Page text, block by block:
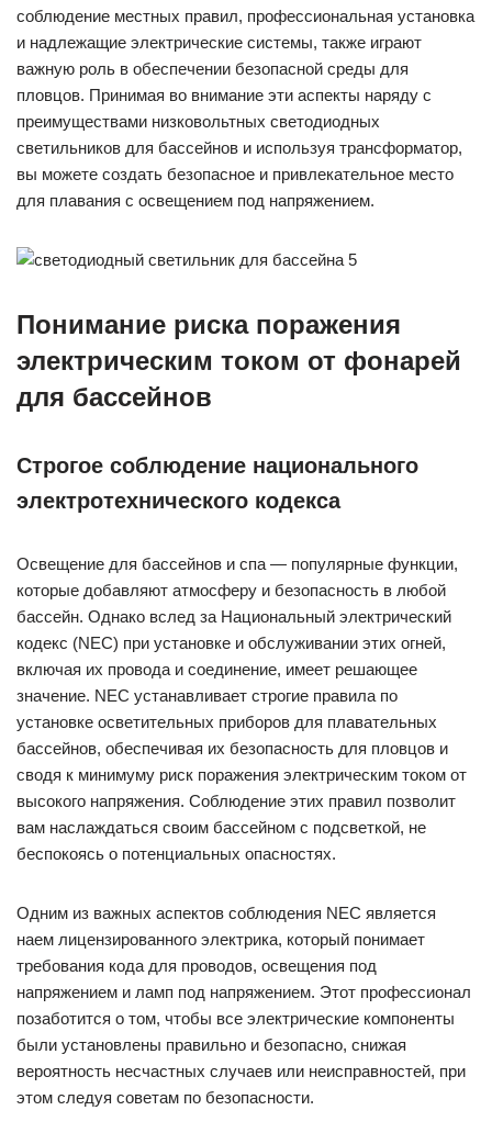
соблюдение местных правил, профессиональная установка
и надлежащие электрические системы, также играют
важную роль в обеспечении безопасной среды для
пловцов. Принимая во внимание эти аспекты наряду с
преимуществами низковольтных светодиодных
светильников для бассейнов и используя трансформатор,
вы можете создать безопасное и привлекательное место
для плавания с освещением под напряжением.
Понимание риска поражения
электрическим током от фонарей
для бассейнов
Строгое соблюдение национального
электротехнического кодекса
Освещение для бассейнов и спа — популярные функции,
которые добавляют атмосферу и безопасность в любой
бассейн. Однако вслед за Национальный электрический
кодекс (NEC) при установке и обслуживании этих огней,
включая их провода и соединение, имеет решающее
значение. NEC устанавливает строгие правила по
установке осветительных приборов для плавательных
бассейнов, обеспечивая их безопасность для пловцов и
сводя к минимуму риск поражения электрическим током от
высокого напряжения. Соблюдение этих правил позволит
вам наслаждаться своим бассейном с подсветкой, не
беспокоясь о потенциальных опасностях.
Одним из важных аспектов соблюдения NEC является
наем лицензированного электрика, который понимает
требования кода для проводов, освещения под
напряжением и ламп под напряжением. Этот профессионал
позаботится о том, чтобы все электрические компоненты
были установлены правильно и безопасно, снижая
вероятность несчастных случаев или неисправностей, при
этом следуя советам по безопасности.